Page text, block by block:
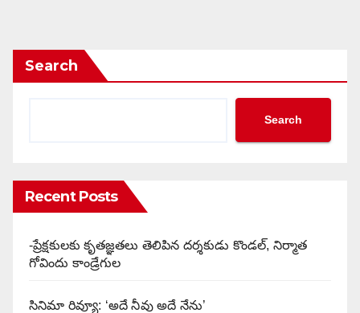
Search
Search
Recent Posts
-ప్రేక్షకులకు కృతజ్ఞతలు తెలిపిన దర్శకుడు కొండల్, నిర్మాత
గోవిందు కాండ్రేగుల
సినిమా రివ్యూ: ‘అదే నీవు అదే నేను’